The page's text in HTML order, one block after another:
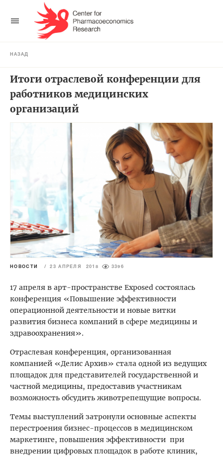
НАЗАД
Итоги отраслевой конференции для
работников медицинских
организаций
НОВОСТИ / 23 АПРЕЛЯ 2018 3396
17 апреля в арт-пространстве Exposed состоялась
конференция «Повышение эффективности
операционной деятельности и новые витки
развития бизнеса компаний в сфере медицины и
здравоохранения».
Отраслевая конференция, организованная
компанией «Делис Архив» стала одной из ведущих
площадок для представителей государственной и
частной медицины, предоставив участникам
возможность обсудить животрепещущие вопросы.
Темы выступлений затронули основные аспекты
перестроения бизнес-процессов в медицинском
маркетинге, повышения эффективности при
внедрении цифровых площадок в работе клиник,